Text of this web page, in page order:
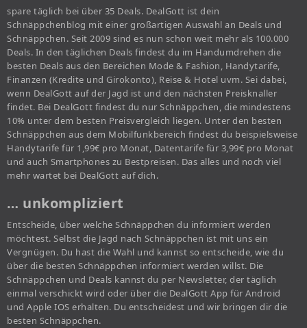
spare täglich bei über 35 Deals. DealGott ist dein
Schnäppchenblog mit einer großartigen Auswahl an Deals und
Schnäppchen. Seit 2009 sind es nun schon weit mehr als 100.000
Deals. In den täglichen Deals findest du im Handumdrehen die
besten Deals aus den Bereichen Mode & Fashion, Handytarife,
Finanzen (Kredite und Girokonto), Reise & Hotel uvm. Sei dabei,
wenn DealGott auf der Jagd ist und den nächsten Preisknaller
findet. Bei DealGott findest du nur Schnäppchen, die mindestens
10% unter dem besten Preisvergleich liegen. Unter den besten
Schnäppchen aus dem Mobilfunkbereich findest du beispielsweise
Handytarife für 1,99€ pro Monat, Datentarife für 3,99€ pro Monat
und auch Smartphones zu Bestpreisen. Das alles und noch viel
mehr wartet bei DealGott auf dich.
… unkompliziert
Entscheide, über welche Schnäppchen du informiert werden
möchtest. Selbst die Jagd nach Schnäppchen ist mit uns ein
Vergnügen. Du hast die Wahl und kannst so entscheide, wie du
über die besten Schnäppchen informiert werden willst. Die
Schnäppchen und Deals kannst du per Newsletter, der täglich
einmal verschickt wird oder über die DealGott App für Android
und Apple IOS erhalten. Du entscheidest und wir bringen dir die
besten Schnäppchen.